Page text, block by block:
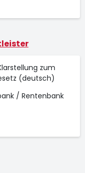
zum
(deutsch)
/ Rentenbank